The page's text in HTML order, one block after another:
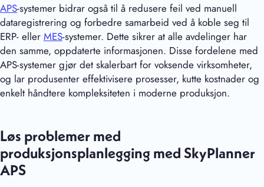
APS-systemer bidrar også til å redusere feil ved manuell
dataregistrering og forbedre samarbeid ved å koble seg til
ERP- eller MES-systemer. Dette sikrer at alle avdelinger har
den samme, oppdaterte informasjonen. Disse fordelene med
APS-systemer gjør det skalerbart for voksende virksomheter,
og lar produsenter effektivisere prosesser, kutte kostnader og
enkelt håndtere kompleksiteten i moderne produksjon.
Løs problemer med
produksjonsplanlegging med SkyPlanner
APS